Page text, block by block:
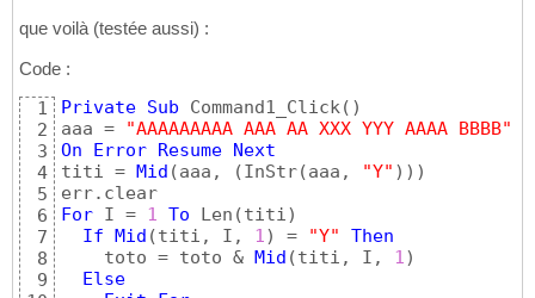
que voilà (testée aussi) :
Code :
1
2
3
4
5
6
7
8
9
Private Sub Command1_Click( )
aaa =
"AAAAAAAAA AAA AA XXX YYY AAAA BBBB"
On
Error Resume
Next
titi =
Mid (aaa, (InStr(aaa, "Y" ) ) )
For I = 1 To Len (titi)
If
Mid (titi, I, 1) = "Y"
Then
    toto = toto &
Mid (titi, I, 1)
Else